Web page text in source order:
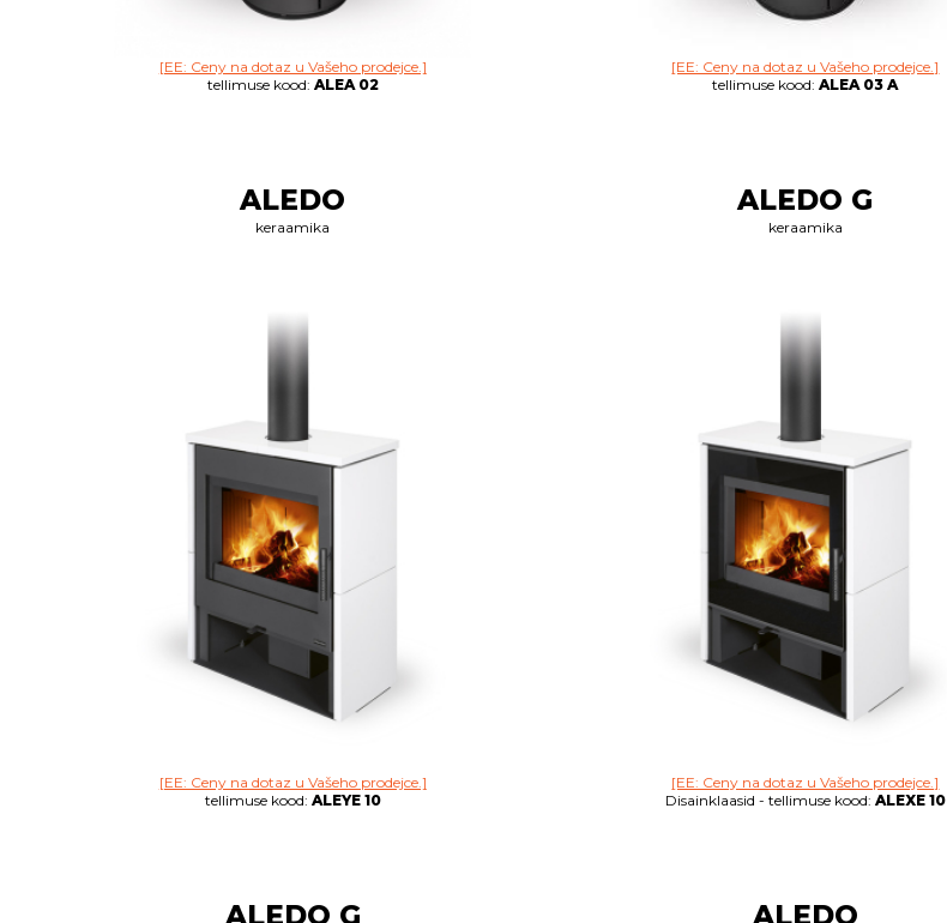
[EE: Ceny na dotaz u Vašeho prodejce.]
tellimuse kood: ALEA 02
[EE: Ceny na dotaz u Vašeho prodejce.]
tellimuse kood:ALEA 03 A
ALEDO
keraamika
[EE: Ceny na dotaz u Vašeho prodejce.]
tellimuse kood: ALEYE 10
ALEDO G
keraamika
[EE: Ceny na dotaz u Vašeho prodejce.]
Disainklaasid - tellimuse kood: ALEXE 10
ALEDO G ALEDO